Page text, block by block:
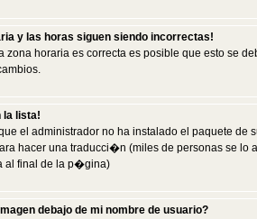
y las horas siguen siendo incorrectas!
horaria es correcta es posible que esto se
lista!
el administrador no ha instalado el paquete
hacer una traducci�n (miles de personas se
al final de la p�gina)
debajo de mi nombre de usuario?